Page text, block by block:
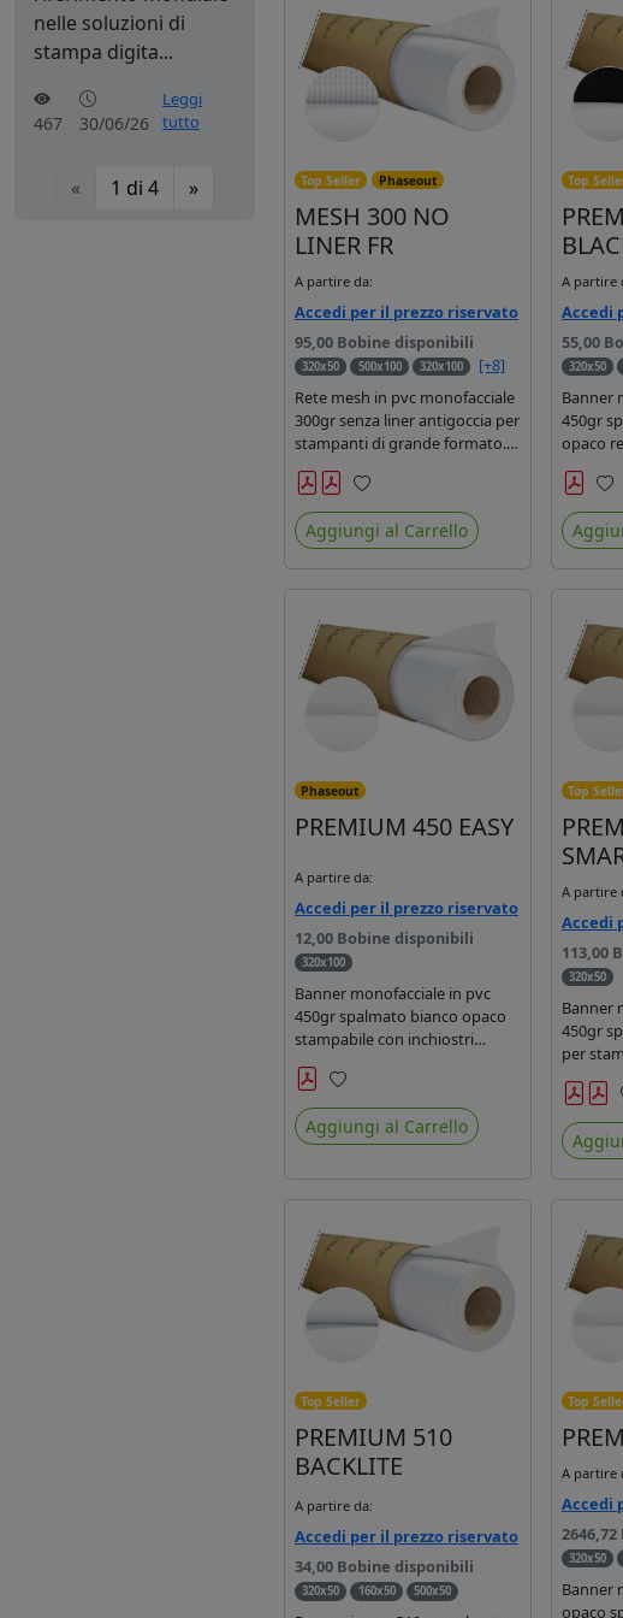
nelle soluzioni di
stampa digita...
467 30/06/26
Leggi
tutto
« 1 di 4 » Top Seller Phaseout
MESH 300 NO
LINER FR
A partire da:
Accedi per il prezzo riservato
95,00 Bobine disponibili
320x50 500x100 320x100
[+8]
Rete mesh in pvc monofacciale
300gr senza liner antigoccia per
stampanti di grande formato.
Dotata di certificato FR. Ideale
per striscioni e coperture
antivento. Saldabile,
stampabile con inchiostri
Preferiti
Aggiungi al Carrello
Top
A partire
Accedi
55,00
320x50
Banner
450gr
opaco
con
Phaseout
PREMIUM 450 EASY
A partire da:
Accedi per il prezzo riservato
12,00 Bobine disponibili
320x100
Banner monofacciale in pvc
450gr spalmato bianco opaco
stampabile con inchiostri
solvente, ecosolvente, uv, latex.
Preferiti
Aggiungi al Carrello
Top
A partire
Accedi
113,00
320x50
Banner
450gr
per
latex.
Top Seller
PREMIUM 510
BACKLITE
A partire da:
Accedi per il prezzo riservato
34,00 Bobine disponibili
320x50 160x50 500x50
Top
A partire
Accedi
320x50
Banner
opaco